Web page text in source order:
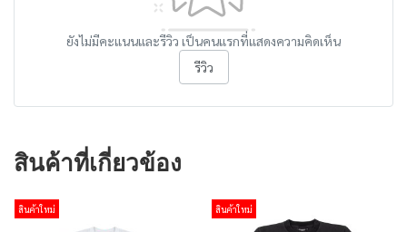
ยังไม่มีคะแนนและรีวิว เป็นคนแรกที่แสดงความคิดเห็น
รีวิว
สินค้าที่เกี่ยวข้อง
สินค้าใหม่ สินค้าใหม่